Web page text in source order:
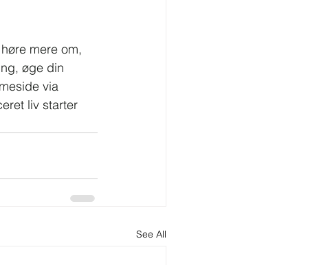
mere om,
øge din
via
liv starter
See All